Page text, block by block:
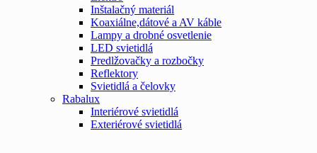
Inštalačný materiál
Koaxiálne,dátové a AV káble
Lampy a drobné osvetlenie
LED svietidlá
Predlžovačky a rozbočky
Reflektory
Svietidlá a čelovky
Rabalux
Interiérové svietidlá
Exteriérové svietidlá